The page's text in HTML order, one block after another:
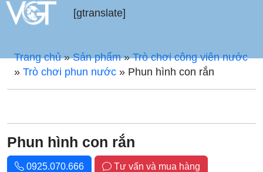
[gtranslate]
Trang chủ»Sản phẩm»Trò chơi công viên nước
» Trò chơi phun nước » Phun hình con rắn
Phun hình con rắn
0925.070.666 Tư vấn và mua hàng